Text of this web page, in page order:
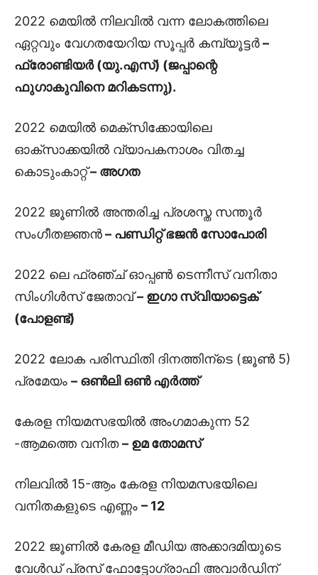
2022 മെയിൽ നിലവിൽ വന്ന ലോകത്തിലെ
ഏറ്റവും വേഗതയേറിയ സൂപ്പർ കമ്പ്യൂട്ടർ–
ഫ്രോണ്ടിയർ (യു.എസ്) (ജപ്പാന്റെ
ഫുഗാകുവിനെ മറികടന്നു).
2022 മെയിൽ മെക്സിക്കോയിലെ
ഓക്‌സാക്കയിൽ വ്യാപകനാശം വിതച്ച
കൊടുംകാറ്റ്– അഗത
2022 ജൂണിൽ അന്തരിച്ച പ്രശസ്ത സന്തൂർ
സംഗീതജ്ഞൻ– പണ്ഡിറ്റ് ഭജൻ സോപോരി
2022 ലെ ഫ്രഞ്ച് ഓപ്പൺ ടെന്നീസ് വനിതാ
സിംഗിൾസ് ജേതാവ്– ഇഗാ സ്വിയാട്ടെക്
(പോളണ്ട്)
2022 ലോക പരിസ്ഥിതി ദിനത്തിന്ടെ (ജൂൺ 5)
പ്രമേയം – ഒൺലി ഒൺ എർത്ത്
കേരള നിയമസഭയിൽ അംഗമാകുന്ന 52
-ആമത്തെ വനിത– ഉമ തോമസ്
നിലവിൽ 15-ആം കേരള നിയമസഭയിലെ
വനിതകളുടെ എണ്ണം – 12
2022 ജൂണിൽ കേരള മീഡിയ അക്കാദമിയുടെ
വേൾഡ് പ്രസ് ഫോട്ടോഗ്രാഫി അവാർഡിന്